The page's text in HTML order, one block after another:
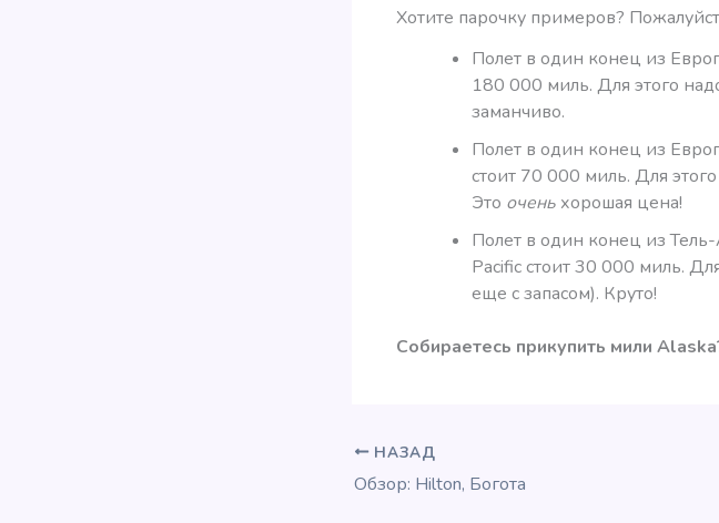
Хотите парочку примеров?
Полет в один конец из
180 000 миль. Для этого
заманчиво.
Полет в один конец из
стоит 70 000 миль. Для
Это очень хорошая цена!
Полет в один конец из
Pacific стоит 30 000 миль.
еще с запасом). Круто!
Собираетесь прикупить мили
НАЗАД
Обзор: Hilton, Богота